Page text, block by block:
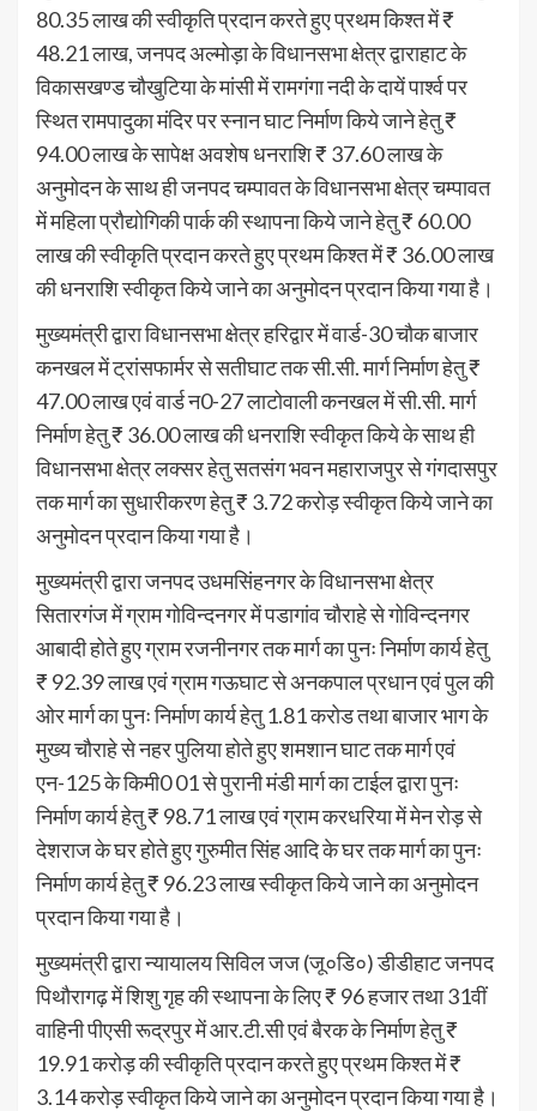
80.35 लाख की स्वीकृति प्रदान करते हुए प्रथम किश्त में ₹
48.21 लाख, जनपद अल्मोड़ा के विधानसभा क्षेत्र द्वाराहाट के
विकासखण्ड चौखुटिया के मांसी में रामगंगा नदी के दायें पार्श्व पर
स्थित रामपादुका मंदिर पर स्नान घाट निर्माण किये जाने हेतु ₹
94.00 लाख के सापेक्ष अवशेष धनराशि ₹ 37.60 लाख के
अनुमोदन के साथ ही जनपद चम्पावत के विधानसभा क्षेत्र चम्पावत
में महिला प्रौद्योगिकी पार्क की स्थापना किये जाने हेतु ₹ 60.00
लाख की स्वीकृति प्रदान करते हुए प्रथम किश्त में ₹ 36.00 लाख
की धनराशि स्वीकृत किये जाने का अनुमोदन प्रदान किया गया है।
मुख्यमंत्री द्वारा विधानसभा क्षेत्र हरिद्वार में वार्ड-30 चौक बाजार
कनखल में ट्रांसफार्मर से सतीघाट तक सी.सी. मार्ग निर्माण हेतु ₹
47.00 लाख एवं वार्ड न0-27 लाटोवाली कनखल में सी.सी. मार्ग
निर्माण हेतु ₹ 36.00 लाख की धनराशि स्वीकृत किये के साथ ही
विधानसभा क्षेत्र लक्सर हेतु सतसंग भवन महाराजपुर से गंगदासपुर
तक मार्ग का सुधारीकरण हेतु ₹ 3.72 करोड़ स्वीकृत किये जाने का
अनुमोदन प्रदान किया गया है।
मुख्यमंत्री द्वारा जनपद उधमसिंहनगर के विधानसभा क्षेत्र
सितारगंज में ग्राम गोविन्दनगर में पडागांव चौराहे से गोविन्दनगर
आबादी होते हुए ग्राम रजनीनगर तक मार्ग का पुनः निर्माण कार्य हेतु
₹ 92.39 लाख एवं ग्राम गऊघाट से अनकपाल प्रधान एवं पुल की
ओर मार्ग का पुनः निर्माण कार्य हेतु 1.81 करोड तथा बाजार भाग के
मुख्य चौराहे से नहर पुलिया होते हुए शमशान घाट तक मार्ग एवं
एन-125 के किमी0 01 से पुरानी मंडी मार्ग का टाईल द्वारा पुनः
निर्माण कार्य हेतु ₹ 98.71 लाख एवं ग्राम करधरिया में मेन रोड़ से
देशराज के घर होते हुए गुरुमीत सिंह आदि के घर तक मार्ग का पुनः
निर्माण कार्य हेतु ₹ 96.23 लाख स्वीकृत किये जाने का अनुमोदन
प्रदान किया गया है।
मुख्यमंत्री द्वारा न्यायालय सिविल जज (जू०डि०) डीडीहाट जनपद
पिथौरागढ़ में शिशु गृह की स्थापना के लिए ₹ 96 हजार तथा 31वीं
वाहिनी पीएसी रूद्रपुर में आर.टी.सी एवं बैरक के निर्माण हेतु ₹
19.91 करोड़ की स्वीकृति प्रदान करते हुए प्रथम किश्त में ₹
3.14 करोड़ स्वीकृत किये जाने का अनुमोदन प्रदान किया गया है।